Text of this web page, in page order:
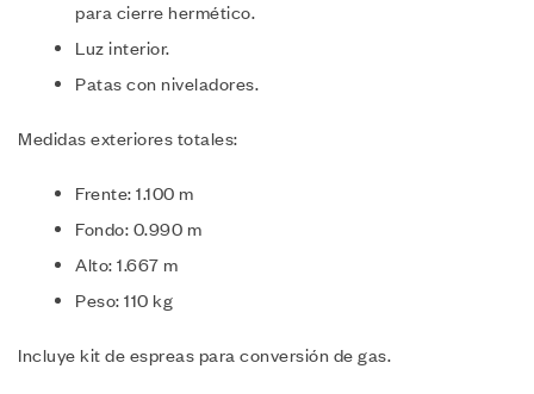
para cierre hermético.
Luz interior.
Patas con niveladores.
Medidas exteriores totales:
Frente: 1.100 m
Fondo: 0.990 m
Alto: 1.667 m
Peso: 110 kg
Incluye kit de espreas para conversión de gas.